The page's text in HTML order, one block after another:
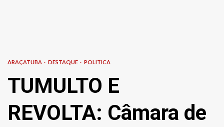
ARAÇATUBA DESTAQUE POLITICA
TUMULTO E
REVOLTA: Câmara de